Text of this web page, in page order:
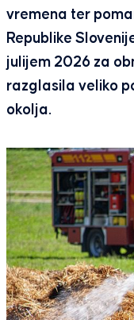
vremena ter
Republike
julijem 2026 za
razglasila veliko
okolja.